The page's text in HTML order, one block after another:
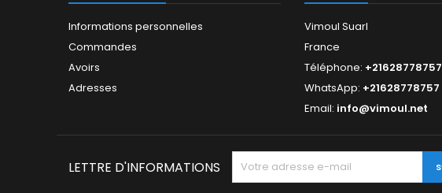
Informations personnelles
Commandes
Avoirs
Adresses
Vimoul Suarl
France
Téléphone: +21628778757
WhatsApp: +21628778757
Email: info@vimoul.net
LETTRE D'INFORMATIONS